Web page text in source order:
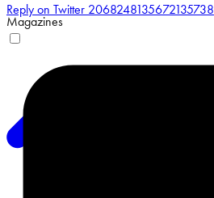
Reply on Twitter 2068248135672135738
Magazines